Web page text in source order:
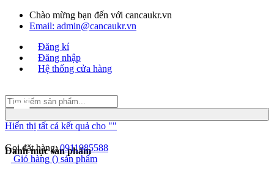
Chào mừng bạn đến với cancaukr.vn
Email: admin@cancaukr.vn
Đăng kí
Đăng nhập
Hệ thống cửa hàng
Hiển thị tất cả kết quả cho "
Danh mục sản phẩm